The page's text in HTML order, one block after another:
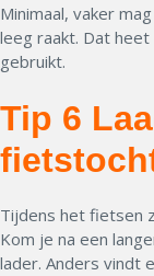
Minimaal, vaker
leeg raakt. Dat
gebruikt.
Tip 6
Tijdens het fietsen
Kom je na een
lader. Anders vindt